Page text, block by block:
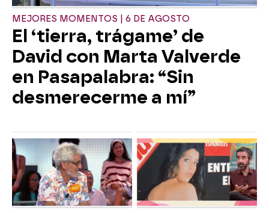
MEJORES MOMENTOS | 6 DE AGOSTO
El ‘tierra, trágame’ de
David con Marta Valverde
en Pasapalabra: “Sin
desmerecerme a mí”